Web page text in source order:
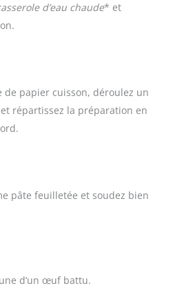
d’eau chaude* et
de papier cuisson, déroulez un
répartissez la préparation en
pâte feuilletée et soudez bien
d’un œuf battu.